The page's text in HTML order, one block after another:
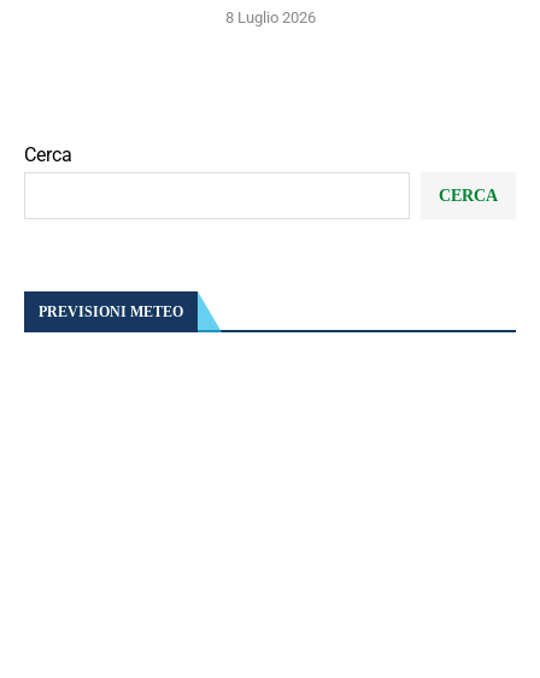
8 Luglio 2026
Cerca
CERCA
PREVISIONI METEO